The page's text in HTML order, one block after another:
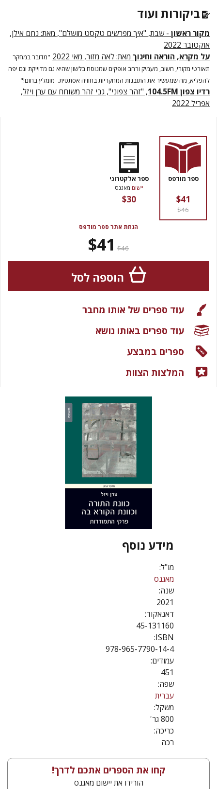
מידע נוסף
מו"ל:
מאגנס
שנה:
2021
דאנאקוד:
45-131160
ISBN:
978-965-7790-14-4
עמודים:
451
שפה:
עברית
משקל:
800 גר'
כריכה:
רכה
ביקורות ועוד
מקור ראשון - שבת, "איך מפרשים טקסט מושלם", מאת: נחם אילן,
אוקטובר 2022
על מקרא, הוראה וחינוך מאת: לאה מזור, מאי 2022
"מדובר במחקר
תאורטי מקורי, חשוב, מעמיק ורחב אופקים שמנוסח בלשון שהיא גם מדוייקת וגם יפה
להפליא, מה שמעשיר את התובנות המחקריות בחוויה אסתטית. מומלץ בחום!"
רדיו צפון 104.5FM
, "זהר צפוני", גבי זהר משוחח עם ערן ויזל,
אפריל 2022
ספר מודפס
$41
$46
ספר אלקטרוני
יישום מאגנס
$30
הנחת אתר ספר מודפס
$46
$41
הוספה לסל
עוד ספרים של אותו מחבר
עוד ספרים באותו נושא
ספרים במבצע
המלצות הצוות
קחו את הספרים אתכם לדרך!
הורידו את יישום מאגנס